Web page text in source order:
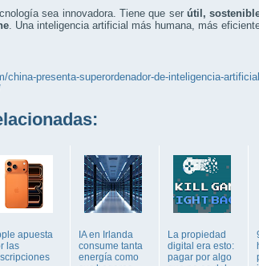
sea innovadora. Tiene que ser útil,
. Una inteligencia artificial más humana, más
china-presenta-superordenador-de-inteligencia-
apuesta
las
IA en Irlanda
consume tanta
energía como
La propiedad
digital era esto:
pagar por algo